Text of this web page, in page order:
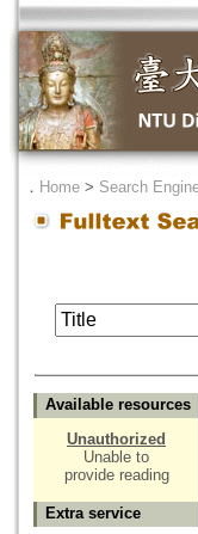
． Home > Search
Available resources
Unauthorized
Unable to
provide reading
Extra service